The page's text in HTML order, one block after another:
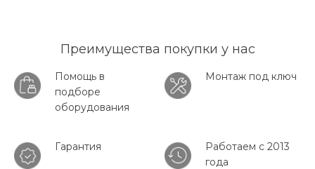
Преимущества покупки у нас
Помощь в
подборе
оборудования
Монтаж под ключ
Гарантия
Работаем с 2013
года